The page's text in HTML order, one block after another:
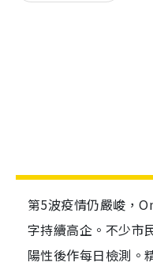
第5波疫情仍嚴峻，
字持續高企。不少市
陽性後作每日檢測。